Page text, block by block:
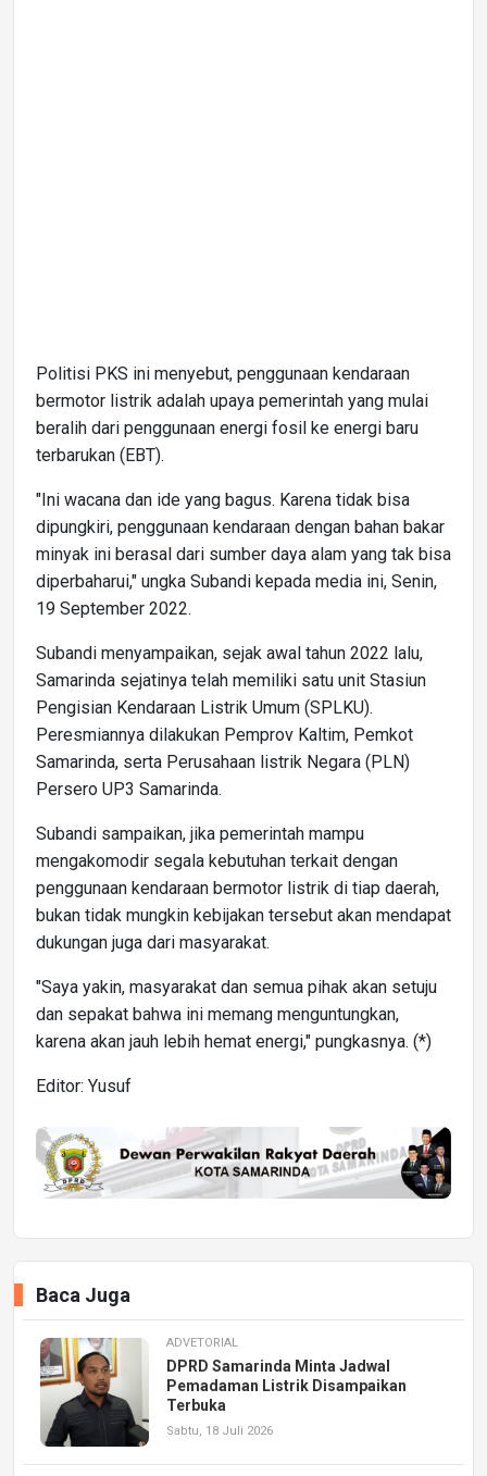
Politisi PKS ini menyebut, penggunaan kendaraan
bermotor listrik adalah upaya pemerintah yang mulai
beralih dari penggunaan energi fosil ke energi baru
terbarukan (EBT).
"Ini wacana dan ide yang bagus. Karena tidak bisa
dipungkiri, penggunaan kendaraan dengan bahan bakar
minyak ini berasal dari sumber daya alam yang tak bisa
diperbaharui," ungka Subandi kepada media ini, Senin,
19 September 2022.
Subandi menyampaikan, sejak awal tahun 2022 lalu,
Samarinda sejatinya telah memiliki satu unit Stasiun
Pengisian Kendaraan Listrik Umum (SPLKU).
Peresmiannya dilakukan Pemprov Kaltim, Pemkot
Samarinda, serta Perusahaan listrik Negara (PLN)
Persero UP3 Samarinda.
Subandi sampaikan, jika pemerintah mampu
mengakomodir segala kebutuhan terkait dengan
penggunaan kendaraan bermotor listrik di tiap daerah,
bukan tidak mungkin kebijakan tersebut akan mendapat
dukungan juga dari masyarakat.
"Saya yakin, masyarakat dan semua pihak akan setuju
dan sepakat bahwa ini memang menguntungkan,
karena akan jauh lebih hemat energi," pungkasnya. (*)
Editor: Yusuf
Baca Juga
ADVETORIAL
DPRD Samarinda Minta Jadwal
Pemadaman Listrik Disampaikan
Terbuka
Sabtu, 18 Juli 2026